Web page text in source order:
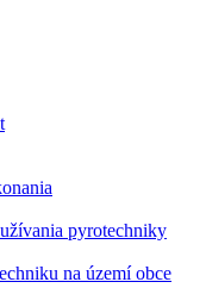
pyrotechniky
na území obce